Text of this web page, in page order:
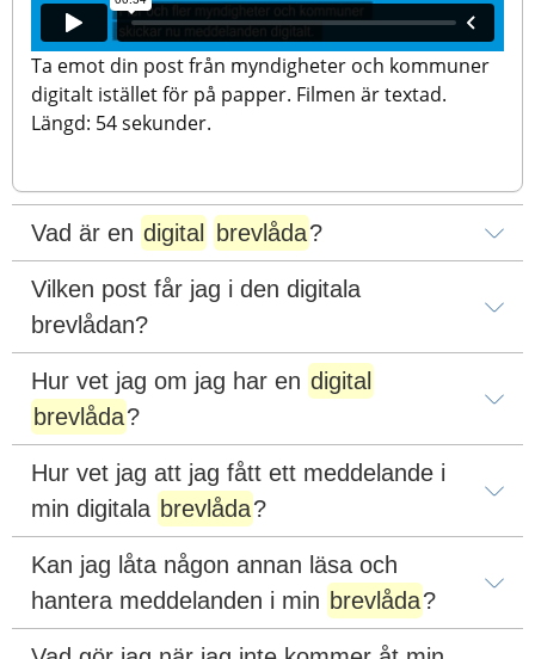
Ta emot din post från myndigheter och kommuner
digitalt istället för på papper. Filmen är textad.
Längd: 54 sekunder.
Vad är en digital brevlåda?
Vilken post får jag i den digitala
brevlådan?
Hur vet jag om jag har en digital
brevlåda?
Hur vet jag att jag fått ett meddelande i
min digitala brevlåda?
Kan jag låta någon annan läsa och
hantera meddelanden i min brevlåda?